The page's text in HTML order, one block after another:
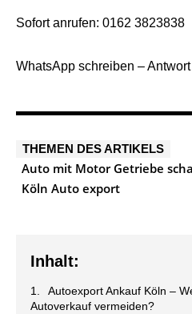
Sofort anrufen: 0162 3823838
WhatsApp schreiben –
THEMEN DES ARTIKELS
Auto mit Motor Getriebe
Köln Auto export
Inhalt:
Autoexport Ankauf Köln –
Autoverkauf vermeiden?